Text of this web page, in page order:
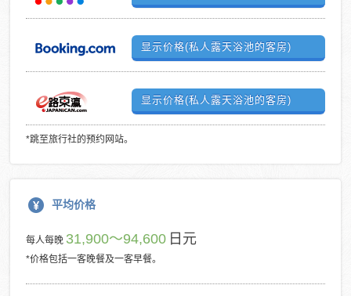
显示价格(私人露天浴池的客房)
显示价格(私人露天浴池的客房)
*跳至旅行社的预约网站。
平均价格
每人每晚 31,900～94,600 日元
*价格包括一客晚餐及一客早餐。